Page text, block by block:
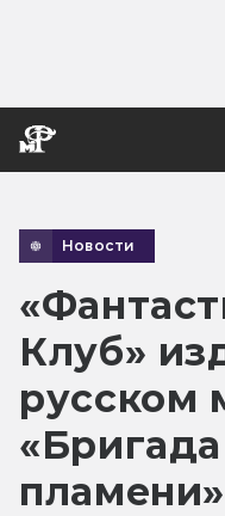
Новости
Клуб»
русском
пламени»